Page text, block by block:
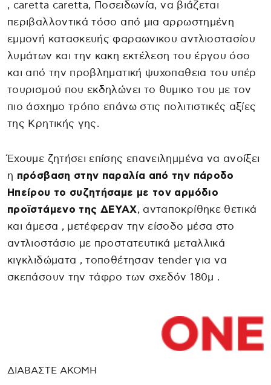
, caretta caretta, Ποσειδωνία, να βιάζεται
περιβαλλοντικά τόσο από μια αρρωστημένη
εμμονή κατασκευής φαραωνικου αντλιοστασίου
λυμάτων και την κακη εκτέλεση του έργου όσο
και από την προβληματική ψυχοπαθεια του υπέρ
τουρισμού που εκδηλώνει το θυμικο του με τον
πιο άσχημο τρόπο επάνω στις πολιτιστικές αξίες
της Κρητικής γης.
Έχουμε ζητήσει επίσης επανειλημμένα να ανοίξει
η πρόσβαση στην παραλία από την πάροδο
Ηπείρου το συζητήσαμε με τον αρμόδιο
προϊστάμενο της ΔΕΥΑΧ, ανταποκρίθηκε θετικά
και άμεσα , μετέφεραν την είσοδο μέσα στο
αντλιοστάσιο με προστατευτικά μεταλλικά
κιγκλιδώματα , τοποθέτησαν tender για να
σκεπάσουν την τάφρο των σχεδόν 180μ .
ΔΙΑΒΑΣΤΕ ΑΚΟΜΗ